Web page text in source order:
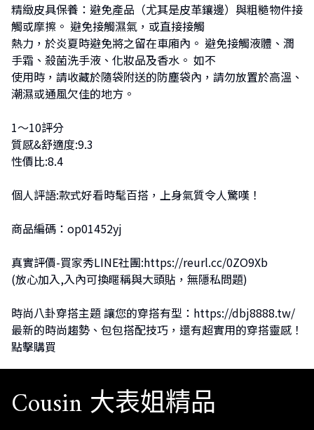
精緻皮具保養：避免產品（尤其是皮革鑲邊）與粗糙物件接
觸或摩擦。 避免接觸濕氣，或直接接觸
熱力，於炎夏時避免將之留在車廂內。 避免接觸液體、潤
手霜、殺菌洗手液、化妝品及香水。 如不
使用時，請收藏於隨袋附送的防塵袋內，請勿放置於高溫、
潮濕或通風欠佳的地方。
1～10評分
質感&舒適度:9.3
性價比:8.4
個人評語:款式好看時髦百搭，上身氣質令人驚嘆！
商品編碼：op01452yj
真實評價-買家秀LINE社團:https://reurl.cc/0ZO9Xb
(放心加入,入內可換暱稱與大頭貼，無隱私問題)
時尚八卦穿搭主題 讓您的穿搭有型： https://dbj8888.tw/
最新的時尚趨勢、包包搭配技巧，還有超實用的穿搭靈感！
點擊購買
Cousin 大表姐精品